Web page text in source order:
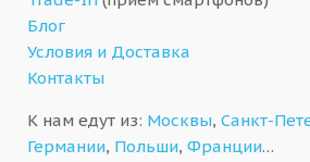
Блог
Условия и Доставка
Контакты
К нам едут из: Москвы, Санкт-
Германии, Польши, Франции…